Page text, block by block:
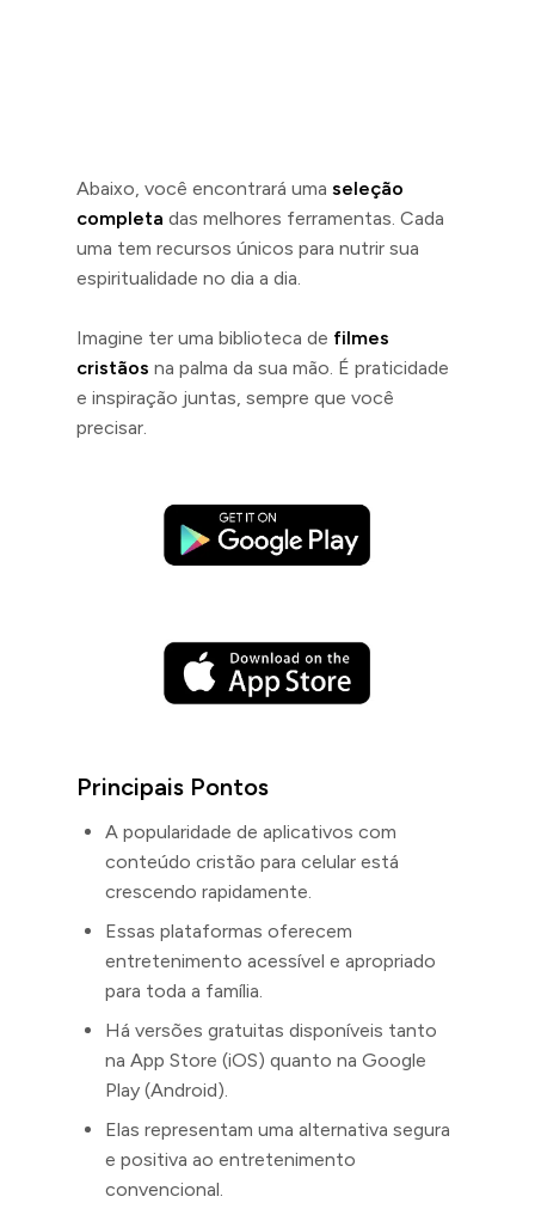
Abaixo, você encontrará uma seleção
completa das melhores ferramentas. Cada
uma tem recursos únicos para nutrir sua
espiritualidade no dia a dia.
Imagine ter uma biblioteca de filmes
cristãos na palma da sua mão. É praticidade
e inspiração juntas, sempre que você
precisar.
Principais Pontos
A popularidade de aplicativos com
conteúdo cristão para celular está
crescendo rapidamente.
Essas plataformas oferecem
entretenimento acessível e apropriado
para toda a família.
Há versões gratuitas disponíveis tanto
na App Store (iOS) quanto na Google
Play (Android).
Elas representam uma alternativa segura
e positiva ao entretenimento
convencional.